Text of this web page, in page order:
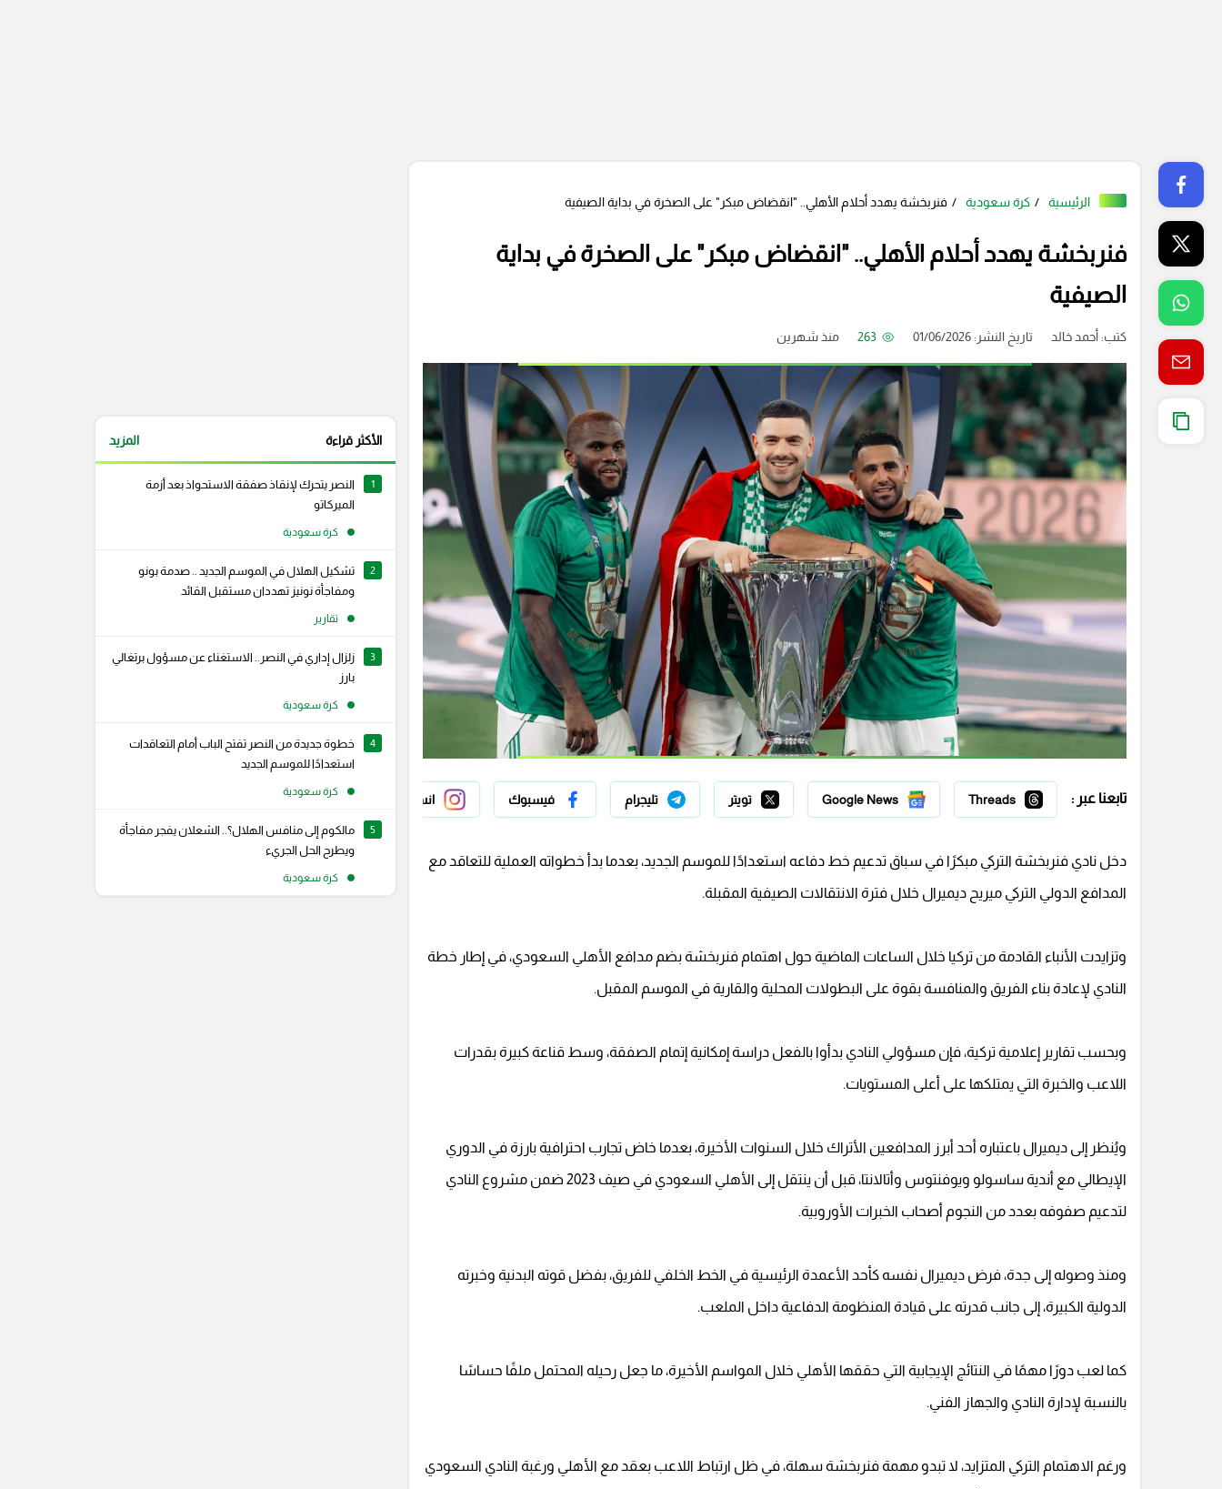
الرئيسية كرة سعودية فنربخشة يهدد أحلام الأهلي.. "انقضاض مبكر" على الصخرة في بداية الصيفية
فنربخشة يهدد أحلام الأهلي.. "انقضاض مبكر" على الصخرة في بداية
الصيفية
كتب:أحمد خالد تاريخ النشر: 01/06/2026 263 منذ شهرين
تابعنا عبر : Threads
Google News تويتر تليجرام فيسبوك انستجرام سناب شات
دخل نادي فنربخشة التركي مبكرًا في سباق تدعيم خط دفاعه استعدادًا للموسم الجديد، بعدما بدأ خطواته العملية للتعاقد مع
المدافع الدولي التركي ميريح ديميرال خلال فترة الانتقالات الصيفية المقبلة.
وتزايدت الأنباء القادمة من تركيا خلال الساعات الماضية حول اهتمام فنربخشة بضم مدافع الأهلي السعودي، في إطار خطة
النادي لإعادة بناء الفريق والمنافسة بقوة على البطولات المحلية والقارية في الموسم المقبل.
وبحسب تقارير إعلامية تركية، فإن مسؤولي النادي بدأوا بالفعل دراسة إمكانية إتمام الصفقة، وسط قناعة كبيرة بقدرات
اللاعب والخبرة التي يمتلكها على أعلى المستويات.
ويُنظر إلى ديميرال باعتباره أحد أبرز المدافعين الأتراك خلال السنوات الأخيرة، بعدما خاض تجارب احترافية بارزة في الدوري
الإيطالي مع أندية ساسولو ويوفنتوس وأتالانتا، قبل أن ينتقل إلى الأهلي السعودي في صيف 2023 ضمن مشروع النادي
لتدعيم صفوفه بعدد من النجوم أصحاب الخبرات الأوروبية.
ومنذ وصوله إلى جدة، فرض ديميرال نفسه كأحد الأعمدة الرئيسية في الخط الخلفي للفريق، بفضل قوته البدنية وخبرته
الدولية الكبيرة، إلى جانب قدرته على قيادة المنظومة الدفاعية داخل الملعب.
كما لعب دورًا مهمًا في النتائج الإيجابية التي حققها الأهلي خلال المواسم الأخيرة، ما جعل رحيله المحتمل ملفًا حساسًا
بالنسبة لإدارة النادي والجهاز الفني.
ورغم الاهتمام التركي المتزايد، لا تبدو مهمة فنربخشة سهلة، في ظل ارتباط اللاعب بعقد مع الأهلي ورغبة النادي السعودي
الأكثر قراءة المزيد
1
النصر يتحرك لإنقاذ صفقة الاستحواذ بعد أزمة
الميركاتو
كرة سعودية
2
تشكيل الهلال في الموسم الجديد .. صدمة بونو
ومفاجأة نونيز تهددان مستقبل القائد
تقارير
3
زلزال إداري في النصر.. الاستغناء عن مسؤول برتغالي
بارز
كرة سعودية
4
خطوة جديدة من النصر تفتح الباب أمام التعاقدات
استعدادًا للموسم الجديد
كرة سعودية
5
مالكوم إلى منافس الهلال؟.. الشعلان يفجر مفاجأة
ويطرح الحل الجريء
كرة سعودية